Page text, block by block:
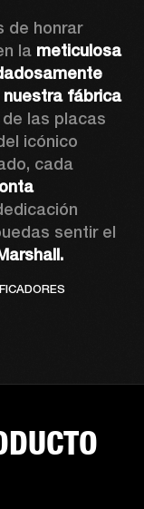
de honrar
la meticulosa
fábrica
las placas
icónico
cada
sentir el